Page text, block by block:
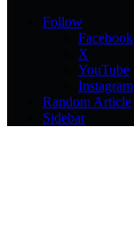
Follow
Facebook
X
YouTube
Instagram
Random Article
Sidebar